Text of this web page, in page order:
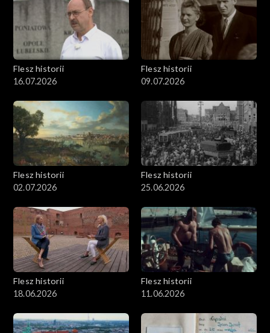
Flesz historii
16.07.2026
Flesz historii
09.07.2026
Flesz historii
02.07.2026
Flesz historii
25.06.2026
Flesz historii
18.06.2026
Flesz historii
11.06.2026